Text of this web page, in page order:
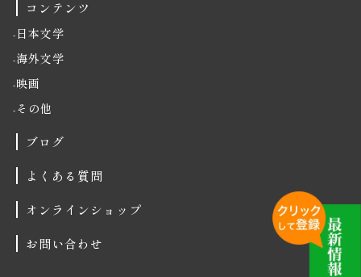
コンテンツ
日本文学
海外文学
映画
その他
ブログ
よくある質問
オンラインショップ
お問い合わせ